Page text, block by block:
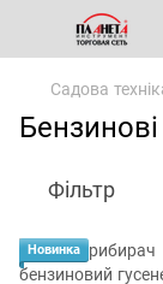
Садова
Бензинові
Фільтр
Новинка